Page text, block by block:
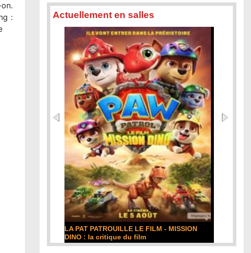
:
Actuellement en salles
LA PAT PATROUILLE LE FILM - MISSION
DINO : la critique du film